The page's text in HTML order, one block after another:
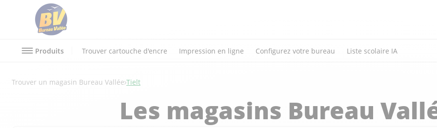
Produits Trouver cartouche d'encre Impression en ligne Configurez votre bureau Liste scolaire IA
Trouver un magasin Bureau Vallée Tielt
Les magasins Bureau